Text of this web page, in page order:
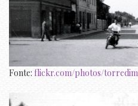
Fonte: flickr.com/photos/